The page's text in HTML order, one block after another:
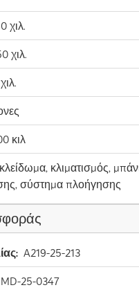
χιλ.
χιλ.
κιλ
κλείδωμα, κλιματισμός,
σύστημα πλοήγησης
A219-25-213
25-0347